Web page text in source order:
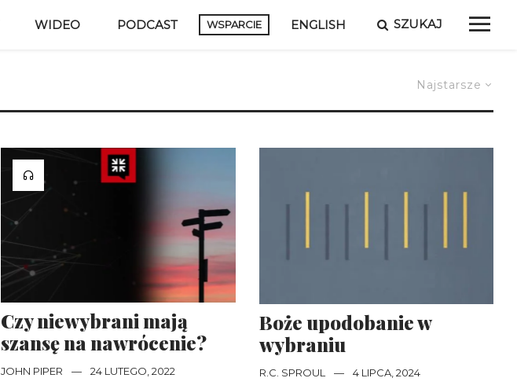
WIDEO PODCAST WSPARCIE ENGLISH SZUKAJ
Najstarsze
Czy niewybrani mają
szansę na nawrócenie?
JOHN PIPER — 24 LUTEGO, 2022
Boże upodobanie w
wybraniu
R.C. SPROUL — 4 LIPCA, 2024